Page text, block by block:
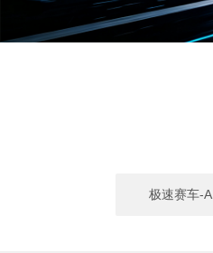
极速赛车-A